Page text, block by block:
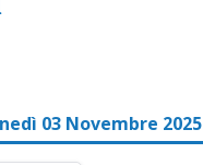
03 Novembre 2025